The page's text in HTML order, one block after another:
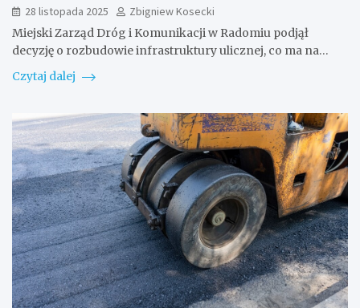
28 listopada 2025
Zbigniew Kosecki
Miejski Zarząd Dróg i Komunikacji w Radomiu podjął
decyzję o rozbudowie infrastruktury ulicznej, co ma na…
Czytaj dalej